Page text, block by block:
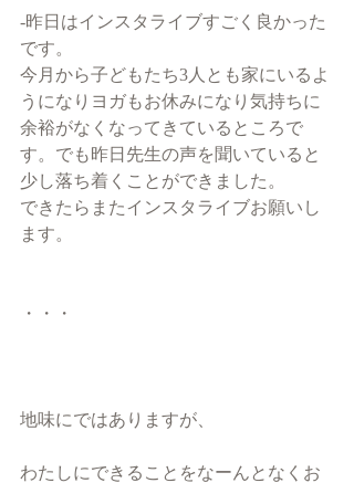
-昨日はインスタライブすごく良かった
です。
今月から子どもたち3人とも家にいるよ
うになりヨガもお休みになり気持ちに
余裕がなくなってきているところで
す。でも昨日先生の声を聞いていると
少し落ち着くことができました。
できたらまたインスタライブお願いし
ます。
・・・
地味にではありますが、
わたしにできることをなーんとなくお